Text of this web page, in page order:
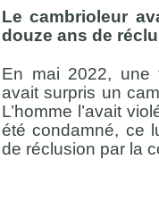
Le cambrioleur
douze ans de
En mai 2022, une
avait surpris un
L’homme l’avait
été condamné, ce
de réclusion par la